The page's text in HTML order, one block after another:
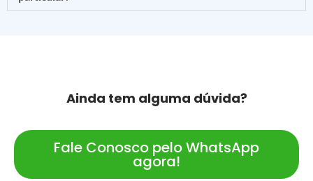
Ainda tem alguma dúvida?
Fale Conosco pelo WhatsApp
agora!